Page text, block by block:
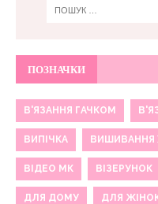
ПОЗНАЧКИ
В'ЯЗАННЯ ГАЧКОМ
ВИПІЧКА ВИШИВАННЯ
ВІДЕО МК ВІЗЕРУНОК
ДЛЯ ДОМУ ДЛЯ